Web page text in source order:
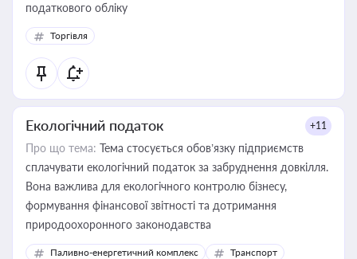
податкового обліку
Торгівля
Екологічний податок +11
Про що тема: Тема стосується обов’язку підприємств
сплачувати екологічний податок за забруднення довкілля.
Вона важлива для екологічного контролю бізнесу,
формування фінансової звітності та дотримання
природоохоронного законодавства
Паливно-енергетичний комплекс
Транспорт